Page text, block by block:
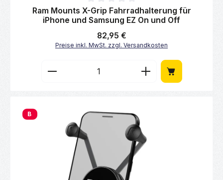
Durchschnittliche Bewertung von 0 von 5 Sternen
Ram Mounts X-Grip Fahrradhalterung für
iPhone und Samsung EZ On und Off
Regulärer Preis:
82,95 €
Preise inkl. MwSt. zzgl. Versandkosten
Produkt Anzahl: Gib den gewünschten
B